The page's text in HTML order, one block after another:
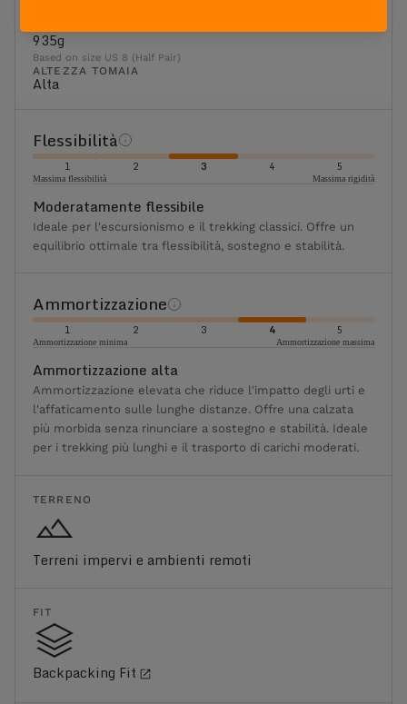
935g
Based on size US 8 (Half Pair)
ALTEZZA TOMAIA
Alta
Flessibilità
1 2 3 4 5
Massima flessibilità Massima rigidità
Moderatamente flessibile
Ideale per l'escursionismo e il trekking classici. Offre un
equilibrio ottimale tra flessibilità, sostegno e stabilità.
Ammortizzazione
1 2 3 4 5
Ammortizzazione minima Ammortizzazione massima
Ammortizzazione alta
Ammortizzazione elevata che riduce l'impatto degli urti e
l'affaticamento sulle lunghe distanze. Offre una calzata
più morbida senza rinunciare a sostegno e stabilità. Ideale
per i trekking più lunghi e il trasporto di carichi moderati.
TERRENO
Terreni impervi e ambienti remoti
FIT
Backpacking Fit